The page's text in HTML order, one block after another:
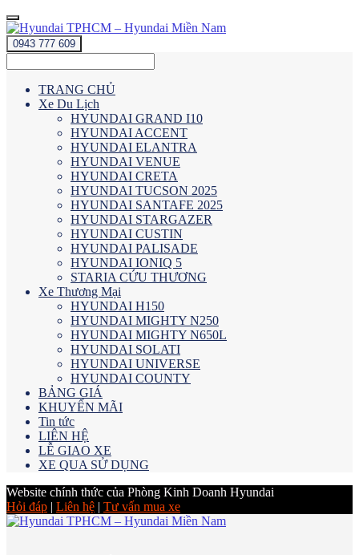
0943 777 609
TRANG CHỦ
Xe Du Lịch
HYUNDAI GRAND I10
HYUNDAI ACCENT
HYUNDAI ELANTRA
HYUNDAI VENUE
HYUNDAI CRETA
HYUNDAI TUCSON 2025
HYUNDAI SANTAFE 2025
HYUNDAI STARGAZER
HYUNDAI CUSTIN
HYUNDAI PALISADE
HYUNDAI IONIQ 5
STARIA CỨU THƯƠNG
Xe Thương Mại
HYUNDAI H150
HYUNDAI MIGHTY N250
HYUNDAI MIGHTY N650L
HYUNDAI SOLATI
HYUNDAI UNIVERSE
HYUNDAI COUNTY
BẢNG GIÁ
KHUYẾN MÃI
Tin tức
LIÊN HỆ
LỄ GIAO XE
XE QUA SỬ DỤNG
Website chính thức của Phòng Kinh Doanh Hyundai
Hỏi đáp | Liên hệ | Tư vấn mua xe